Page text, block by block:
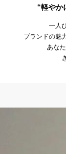
“軽やか
一人
ブランドの魅
あな